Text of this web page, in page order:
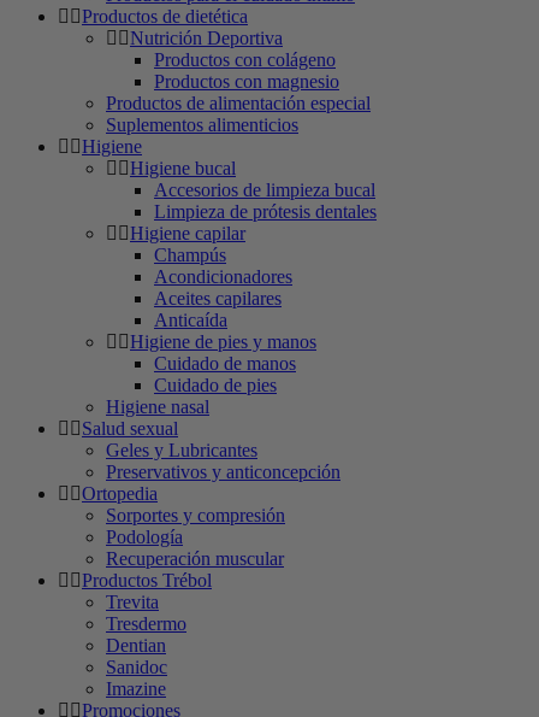
Productos de dietética
Nutrición Deportiva
Productos con colágeno
Productos con magnesio
Productos de alimentación especial
Suplementos alimenticios
Higiene
Higiene bucal
Accesorios de limpieza bucal
Limpieza de prótesis dentales
Higiene capilar
Champús
Acondicionadores
Aceites capilares
Anticaída
Higiene de pies y manos
Cuidado de manos
Cuidado de pies
Higiene nasal
Salud sexual
Geles y Lubricantes
Preservativos y anticoncepción
Ortopedia
Sorportes y compresión
Podología
Recuperación muscular
Productos Trébol
Trevita
Tresdermo
Dentian
Sanidoc
Imazine
Promociones